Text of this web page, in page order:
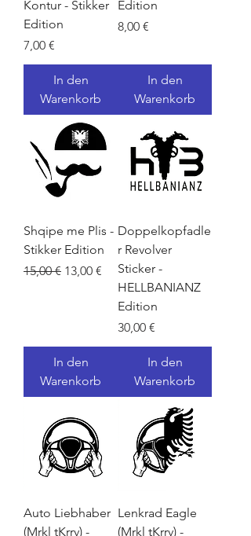
Kontur - Stikker
Edition
Preis
7,00 €
In den
Warenkorb
Edition
Preis
8,00 €
In den
Warenkorb
Shqipe me Plis -
Stikker Edition
Standardpreis
15,00 € Sale-Preis
13,00 €
In den
Warenkorb
Doppelkopfadle
r Revolver
Sticker -
HELLBANIANZ
Edition
Preis
30,00 €
In den
Warenkorb
Auto Liebhaber
(Mrkl tKrrv) -
Lenkrad Eagle
(Mrkl tKrrv) -